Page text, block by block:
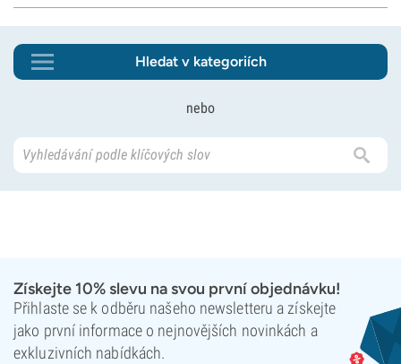
Hledat v kategoriích
nebo
Získejte 10% slevu na svou první objednávku!
Přihlaste se k odběru našeho newsletteru a získejte
jako první informace o nejnovějších novinkách a
exkluzivních nabídkách.